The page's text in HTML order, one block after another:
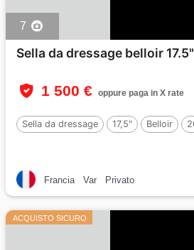
7
Sella da dressage belloir
1 500 € oppure paga in X rate
Sella da dressage 17,5" Belloir
Francia Var Privato
ACQUISTO SICURO